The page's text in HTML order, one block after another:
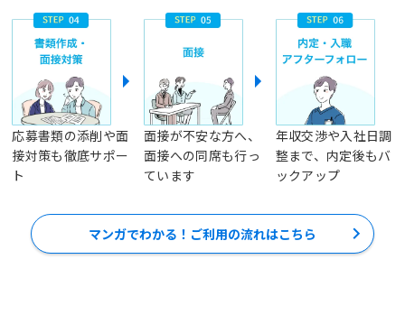
応募書類の添削や面
接対策も徹底サポー
ト
面接が不安な方へ、
面接への同席も行っ
ています
年収交渉や入社日調
整まで、内定後もバ
ックアップ
マンガでわかる！ご利用の流れはこちら